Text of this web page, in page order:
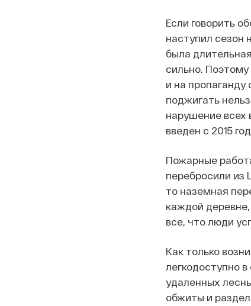
Если говорить
наступил сезон
была
сильно.
и на
поджигать
нарушение всех
введен с 2015
Пожарные
перебросили из
то наземная
каждой
все, что люди
Как только
легкодоступно
удаленных
обжиты и